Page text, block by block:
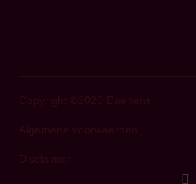
Copyright ©2026 Daenens
Algemene voorwaarden
Disclaimer